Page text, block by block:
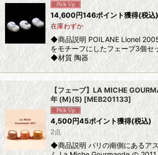
14,600円146ポイント獲得(税込)
在庫わずか
◆商品説明 POILANE Lionel
をモチーフにしたフェーブ3個セ
◆材質 陶器
【フェーブ】LA MICHE
年 (M)(S) [MEB201133]
4,500円45ポイント獲得(税込)
2点
◆商品説明 パリの南側にあるア